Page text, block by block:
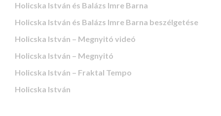
Holicska István és Balázs Imre Barna
Holicska István és Balázs Imre Barna beszélgetése
Holicska István – Megnyitó videó
Holicska István – Megnyitó
Holicska István – Fraktal Tempo
Holicska István